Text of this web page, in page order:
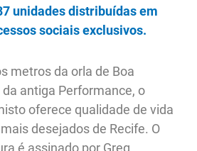
unidades distribuídas em
sociais exclusivos.
metros da orla de Boa
antiga Performance, o
oferece qualidade de vida
desejados de Recife. O
é assinado por Greg